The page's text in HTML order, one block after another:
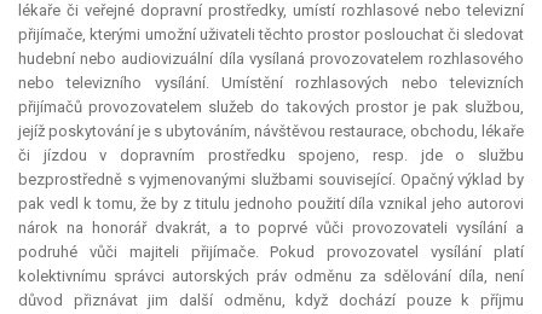
lékaře či veřejné dopravní prostředky, umístí rozhlasové nebo televizní
přijímače, kterými umožní uživateli těchto prostor poslouchat či sledovat
hudební nebo audiovizuální díla vysílaná provozovatelem rozhlasového
nebo televizního vysílání. Umístění rozhlasových nebo televizních
přijímačů provozovatelem služeb do takových prostor je pak službou,
jejíž poskytování je s ubytováním, návštěvou restaurace, obchodu, lékaře
či jízdou v dopravním prostředku spojeno, resp. jde o službu
bezprostředně s vyjmenovanými službami související. Opačný výklad by
pak vedl k tomu, že by z titulu jednoho použití díla vznikal jeho autorovi
nárok na honorář dvakrát, a to poprvé vůči provozovateli vysílání a
podruhé vůči majiteli přijímače. Pokud provozovatel vysílání platí
kolektivnímu správci autorských práv odměnu za sdělování díla, není
důvod přiznávat jim další odměnu, když dochází pouze k příjmu